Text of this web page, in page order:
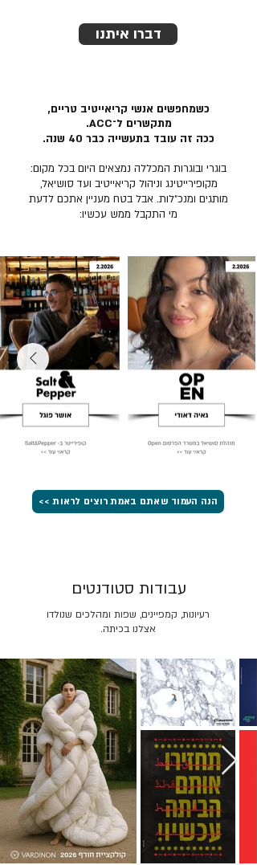
דברו איתנו
כשמחפשים אנשי קריאייטיב טריים,
מתקשרים ל־ACC.
ככה זה עובד בתעשייה כבר 40 שנה.
בוגרי ובוגרות המכללה נמצאים היום בכל מקום:
מקופירייטינג וניהול קריאייטיב ועד סושיאל,
מותגים ומנכ״לות. אבל בטח מעניין אתכם לדעת
מי התקבל ממש עכשיו:
הנה העמוד שאתם באמת רוצים לראות >>
רעיונות, קמפיינים, שפות ומהלכים שנולדו
אצלנו בכיתה.
עבודות סטודנטים